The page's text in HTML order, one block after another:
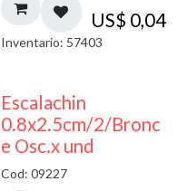
US$ 0,04
Inventario: 57403
Escalachin
0.8x2.5cm/2/Bronc
e Osc.x und
Cod: 09227